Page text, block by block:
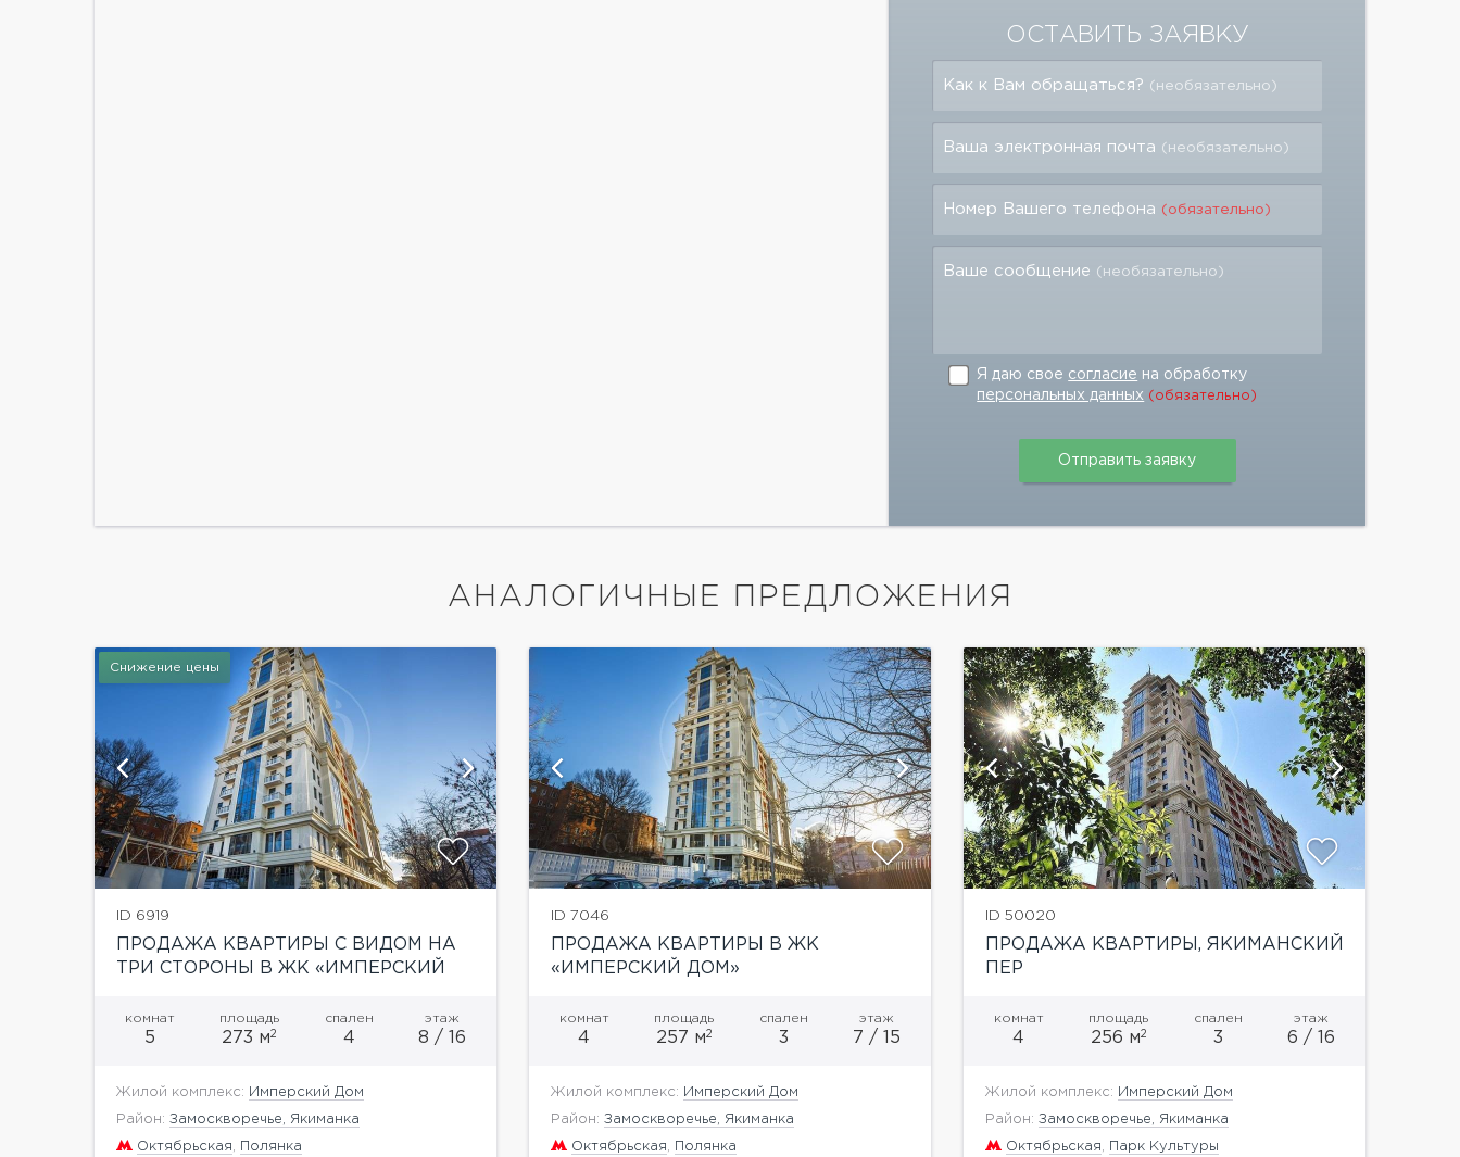
ОСТАВИТЬ ЗАЯВКУ
Как к Вам обращаться? (необязательно)
Ваша электронная почта (необязательно)
Номер Вашего телефона (обязательно)
Ваше сообщение (необязательно)
Я даю свое согласие на обработку
персональных данных (обязательно)
АНАЛОГИЧНЫЕ ПРЕДЛОЖЕНИЯ
Снижение цены
ID 6919
ПРОДАЖА КВАРТИРЫ С ВИДОМ НА
ТРИ СТОРОНЫ В ЖК «ИМПЕРСКИЙ
комнат
5
площадь
273 м2
спален
4
этаж
8 / 16
Жилой комплекс: Имперский Дом
Район: Замоскворечье, Якиманка
Октябрьская Полянка
показать ещё 1 фотографию
ID 7046
ПРОДАЖА КВАРТИРЫ В ЖК
«ИМПЕРСКИЙ ДОМ»
комнат
4
площадь
257 м2
спален
3
этаж
7 / 15
Жилой комплекс: Имперский Дом
Район: Замоскворечье, Якиманка
Октябрьская Полянка
показать ещё 3 фотографии
ID 50020
ПРОДАЖА КВАРТИРЫ, ЯКИМАНСКИЙ
ПЕР
комнат
4
площадь
256 м2
спален
3
этаж
6 / 16
Жилой комплекс: Имперский Дом
Район: Замоскворечье, Якиманка
Октябрьская Парк Культуры